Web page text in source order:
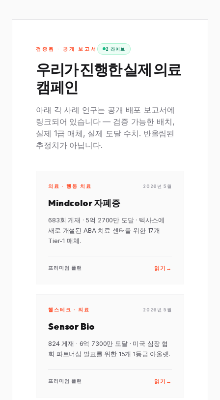
검증됨 · 공개 보고서 2 라이브
우리가 진행한 실제 의료
캠페인
아래 각 사례 연구는 공개 배포 보고서에
링크되어 있습니다 — 검증 가능한 배치,
실제 1급 매체, 실제 도달 수치. 반올림된
추정치가 아닙니다.
의료 · 행동 치료 2026년 5월
Mindcolor 자폐증
683회 게재 · 5억 2700만 도달 · 텍사스에
새로 개설된 ABA 치료 센터를 위한 17개
Tier-1 매체.
프리미엄 플랜 읽기 →
헬스테크 · 의료 2026년 5월
Sensor Bio
824 게재 · 6억 7300만 도달 · 미국 심장 협
회 파트너십 발표를 위한 15개 1등급 아울렛.
프리미엄 플랜 읽기 →